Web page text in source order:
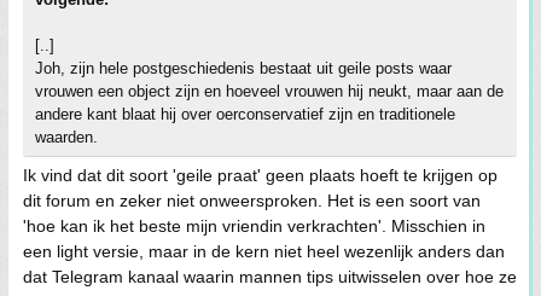
[..]
Joh, zijn hele postgeschiedenis bestaat uit geile posts waar
vrouwen een object zijn en hoeveel vrouwen hij neukt, maar aan de
andere kant blaat hij over oerconservatief zijn en traditionele
waarden.
Ik vind dat dit soort 'geile praat' geen plaats hoeft te krijgen op
dit forum en zeker niet onweersproken. Het is een soort van
'hoe kan ik het beste mijn vriendin verkrachten'. Misschien in
een light versie, maar in de kern niet heel wezenlijk anders dan
dat Telegram kanaal waarin mannen tips uitwisselen over hoe ze